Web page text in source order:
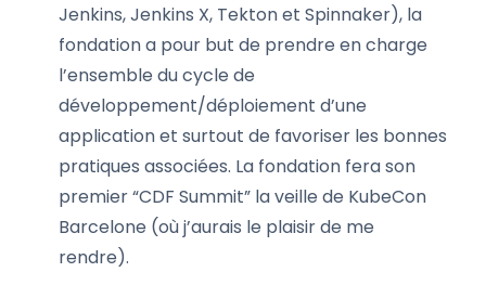
Jenkins, Jenkins X, Tekton et Spinnaker), la
fondation a pour but de prendre en charge
l’ensemble du cycle de
développement/déploiement d’une
application et surtout de favoriser les bonnes
pratiques associées. La fondation fera son
premier “CDF Summit” la veille de KubeCon
Barcelone (où j’aurais le plaisir de me
rendre).